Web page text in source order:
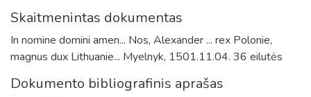
Skaitmenintas dokumentas
In nomine domini amen... Nos, Alexander ... rex Polonie,
magnus dux Lithuanie... Myelnyk, 1501.11.04. 36 eilutės
Dokumento bibliografinis aprašas